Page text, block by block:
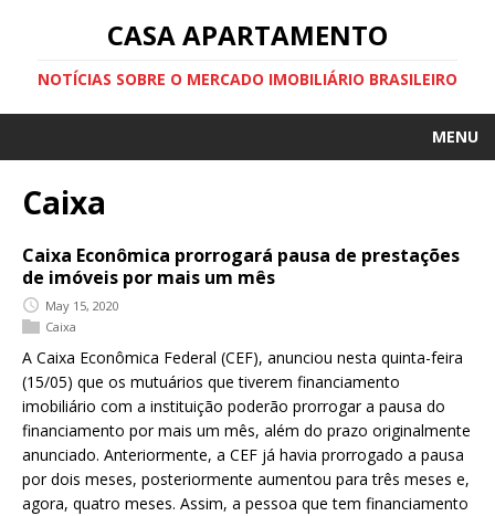
CASA APARTAMENTO
NOTÍCIAS SOBRE O MERCADO IMOBILIÁRIO BRASILEIRO
MENU
Caixa
Caixa Econômica prorrogará pausa de prestações
de imóveis por mais um mês
May 15, 2020
Caixa
A Caixa Econômica Federal (CEF), anunciou nesta quinta-feira
(15/05) que os mutuários que tiverem financiamento
imobiliário com a instituição poderão prorrogar a pausa do
financiamento por mais um mês, além do prazo originalmente
anunciado. Anteriormente, a CEF já havia prorrogado a pausa
por dois meses, posteriormente aumentou para três meses e,
agora, quatro meses. Assim, a pessoa que tem financiamento